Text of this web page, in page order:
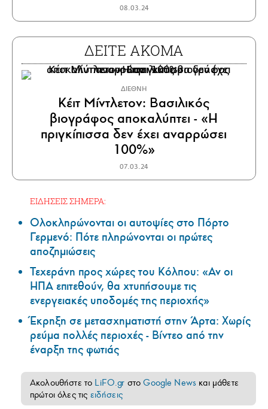
08.03.24
ΔΕΙΤΕ ΑΚΟΜΑ
ΔΙΕΘΝΗ
Κέιτ Μίντλετον: Βασιλικός
βιογράφος αποκαλύπτει - «Η
πριγκίπισσα δεν έχει αναρρώσει
100%»
07.03.24
ΕΙΔΗΣΕΙΣ ΣΗΜΕΡΑ:
Ολοκληρώνονται οι αυτοψίες στο Πόρτο
Γερμενό: Πότε πληρώνονται οι πρώτες
αποζημιώσεις
Τεχεράνη προς χώρες του Κόλπου: «Αν οι
ΗΠΑ επιτεθούν, θα χτυπήσουμε τις
ενεργειακές υποδομές της περιοχής»
Έκρηξη σε μετασχηματιστή στην Άρτα: Χωρίς
ρεύμα πολλές περιοχές - Βίντεο από την
έναρξη της φωτιάς
Ακολουθήστε το LiFO.gr στοGoogle News και μάθετε
πρώτοι όλες τις ειδήσεις